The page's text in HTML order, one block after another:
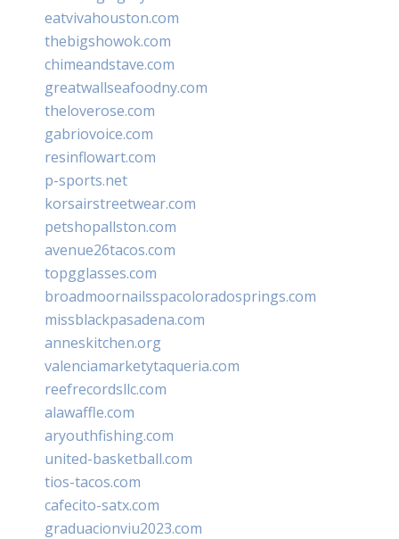
eatvivahouston.com
thebigshowok.com
chimeandstave.com
greatwallseafoodny.com
theloverose.com
gabriovoice.com
resinflowart.com
p-sports.net
korsairstreetwear.com
petshopallston.com
avenue26tacos.com
topgglasses.com
broadmoornailsspacoloradosprings.com
missblackpasadena.com
anneskitchen.org
valenciamarketytaqueria.com
reefrecordsllc.com
alawaffle.com
aryouthfishing.com
united-basketball.com
tios-tacos.com
cafecito-satx.com
graduacionviu2023.com